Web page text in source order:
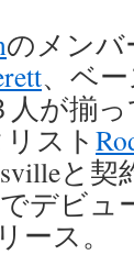
のメン
、ベ
人が揃
スト
と契
デビュ
ース。